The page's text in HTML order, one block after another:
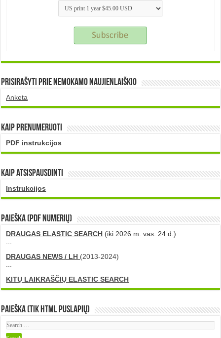
Prisirašyti prie nemokamo naujienlaiškio
Anketa
Kaip prenumeruoti
PDF instrukcijos
Kaip atsispausdinti
Instrukcijos
PAIEŠKA (PDF numerių)
DRAUGAS ELASTIC SEARCH (iki 2026 m. vas. 24 d.)
DRAUGAS NEWS / LH (2013-2024)
KITŲ LAIKRAŠČIŲ ELASTIC SEARCH
Paieška (tik HTML puslapių)